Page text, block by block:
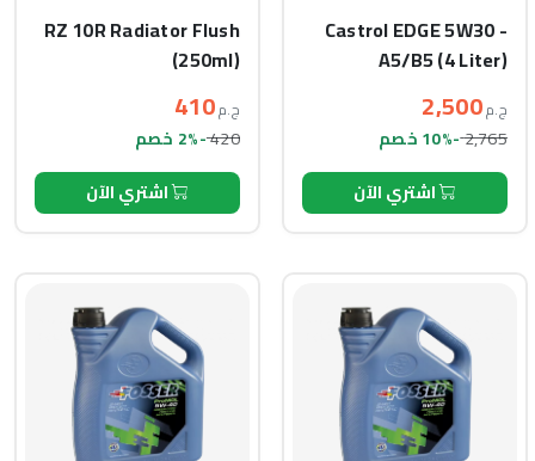
Castrol EDGE 5W30 -
A5/B5 (4 Liter)
ج.م2,500
2,765-10% خصم
اشتري الآن
RZ 10R Radiator Flush
(250ml)
ج.م410
420-2% خصم
اشتري الآن